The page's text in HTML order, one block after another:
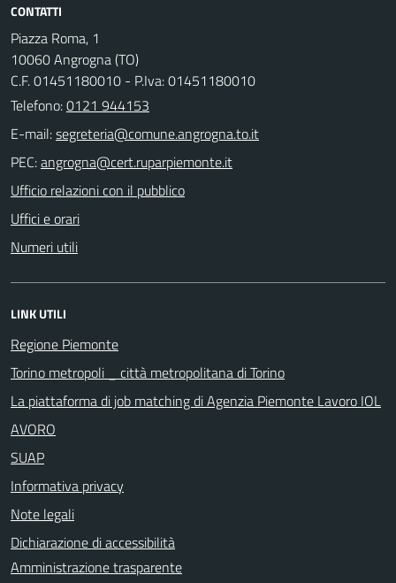
CONTATTI
Piazza Roma, 1
10060 Angrogna (TO)
C.F. 01451180010 - P.Iva: 01451180010
Telefono:0121 944153
E-mail:
PEC:
Ufficio relazioni con il pubblico
Uffici e orari
Numeri utili
LINK UTILI
Regione Piemonte
Torino metropoli _ città metropolitana di Torino
La piattaforma di job matching di Agenzia Piemonte Lavoro IOL
AVORO
SUAP
Informativa privacy
Note legali
Dichiarazione di accessibilità
Amministrazione trasparente